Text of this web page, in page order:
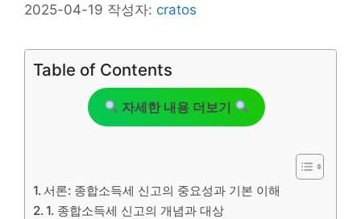
2025-04-19 작성자: cratos
Table of Contents
자세한 내용 더보기
서론: 종합소득세 신고의 중요성과 기본 이해
1. 종합소득세 신고의 개념과 대상